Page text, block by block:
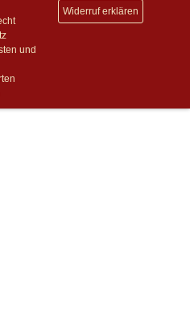
und
Widerruf erklären